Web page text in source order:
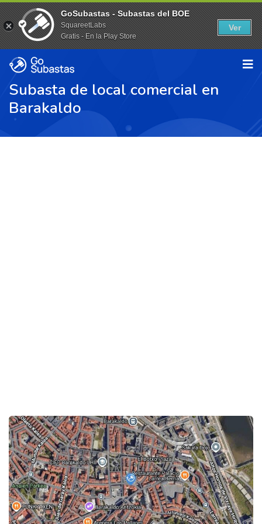
Subasta de local comercial en
Barakaldo
GoSubastas - Subastas del BOE
SquareetLabs
Gratis - En la Play Store
Ver